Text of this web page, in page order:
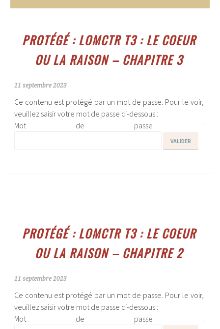
PROTÉGÉ : LOMCTR T3 : LE COEUR
OU LA RAISON – CHAPITRE 3
11 septembre 2023
Ce contenu est protégé par un mot de passe. Pour le voir,
veuillez saisir votre mot de passe ci-dessous :
Mot de passe :
PROTÉGÉ : LOMCTR T3 : LE COEUR
OU LA RAISON – CHAPITRE 2
11 septembre 2023
Ce contenu est protégé par un mot de passe. Pour le voir,
veuillez saisir votre mot de passe ci-dessous :
Mot de passe :